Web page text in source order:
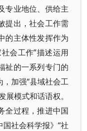
专业地位、供给主
提出，社会工作需
的主体性发挥作为
会工作”描述运用
祉的一系列专门的
加强“县域社会工
展模式和话语权。
全过程，推进中国
社会科学报》“社